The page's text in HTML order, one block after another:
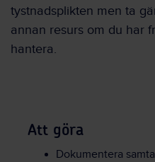
tystnadsplikten men ta
annan resurs om du har
hantera.
Att göra
Dokumentera